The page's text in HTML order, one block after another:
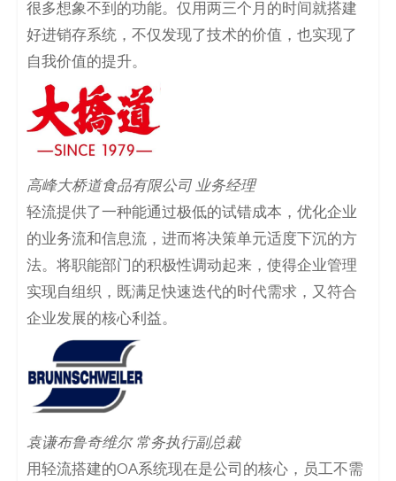
_
低
代
码
_
零
代
码
案
例
白
皮
很多想象不到的功能。仅用两三个月的时间就搭建
好进销存系统，不仅发现了技术的价值，也实现了
自我价值的提升。
高峰大桥道食品有限公司 业务经理
轻流提供了一种能通过极低的试错成本，优化企业
的业务流和信息流，进而将决策单元适度下沉的方
法。将职能部门的积极性调动起来，使得企业管理
实现自组织，既满足快速迭代的时代需求，又符合
企业发展的核心利益。
袁谦布鲁奇维尔 常务执行副总裁
用轻流搭建的OA系统现在是公司的核心，员工不需